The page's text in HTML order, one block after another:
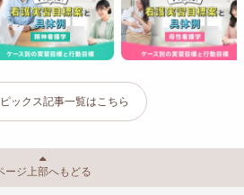
ックス記事一覧はこちら
ージ上部へもどる